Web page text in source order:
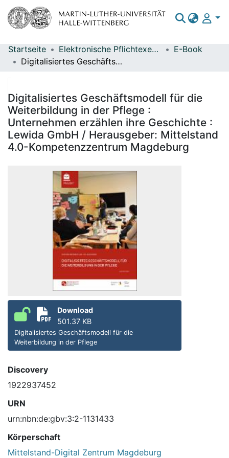
Bereiche & Sammlungen
Statistiken
Startseite Elektronische Pflichtexemplare
E-Book
Digitalisiertes Geschäftsmodell für die Weiterbildung in der Pflege : Unternehmen erzählen ihre Geschichte : Lewida GmbH / Herausgeber: Mittelstand 4.0-Kompetenzzentrum Magdeburg
Digitalisiertes Geschäftsmodell für die
Weiterbildung in der Pflege :
Unternehmen erzählen ihre Geschichte :
Lewida GmbH / Herausgeber: Mittelstand
4.0-Kompetenzzentrum Magdeburg
Download
501.37 KB
Digitalisiertes Geschäftsmodell für die
Weiterbildung in der Pflege
Discovery
1922937452
URN
urn:nbn:de:gbv:3:2-1131433
Körperschaft
Mittelstand-Digital Zentrum Magdeburg